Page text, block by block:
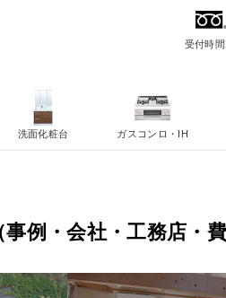
受付時
例・会社・工務店・費
洗面化粧台 ガスコンロ・IH